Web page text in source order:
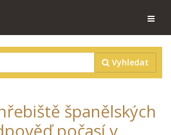
Vyhledat
španělských
počasí v